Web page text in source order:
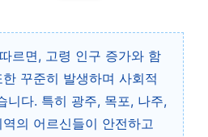
르면, 고령 인구 증가와 함
꾸준히 발생하며 사회적
니다. 특히 광주, 목포, 나주,
의 어르신들이 안전하고